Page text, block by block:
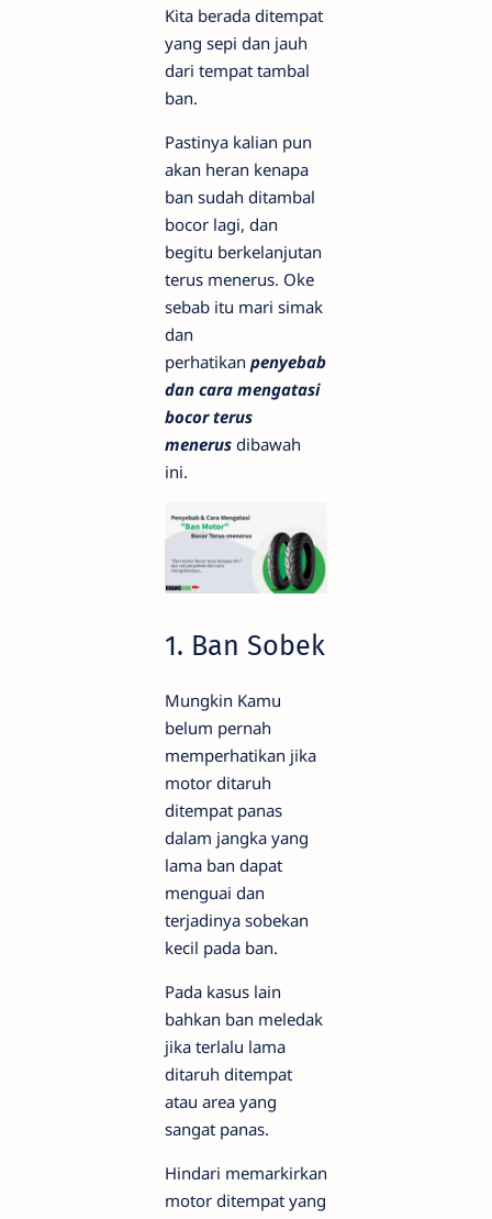
Kita berada ditempat
yang sepi dan jauh
dari tempat tambal
ban.
Pastinya kalian pun
akan heran kenapa
ban sudah ditambal
bocor lagi, dan
begitu berkelanjutan
terus menerus. Oke
sebab itu mari simak
dan
perhatikan penyebab
dan cara mengatasi
bocor terus
menerus dibawah
ini.
1. Ban Sobek
Mungkin Kamu
belum pernah
memperhatikan jika
motor ditaruh
ditempat panas
dalam jangka yang
lama ban dapat
menguai dan
terjadinya sobekan
kecil pada ban.
Pada kasus lain
bahkan ban meledak
jika terlalu lama
ditaruh ditempat
atau area yang
sangat panas.
Hindari memarkirkan
motor ditempat yang